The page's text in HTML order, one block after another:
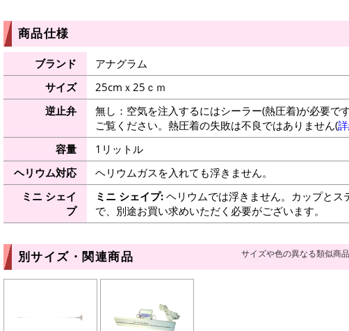
商品仕様
ブランド
アナグラム
サイズ
25cmｘ25ｃｍ
逆止弁
無し：空気を注入するにはシーラー(熱圧着)が必要で
ご覧ください。熱圧着の失敗は不良ではありません(
容量
1リットル
ヘリウム対応
ヘリウムガスを入れても浮きません。
ミニ シェイ
プ
ミニ シェイプ:ヘリウムでは浮きません。カップとス
で、別途お買い求めいただく必要がございます。
別サイズ・関連商品 サイズや色の異なる類似商